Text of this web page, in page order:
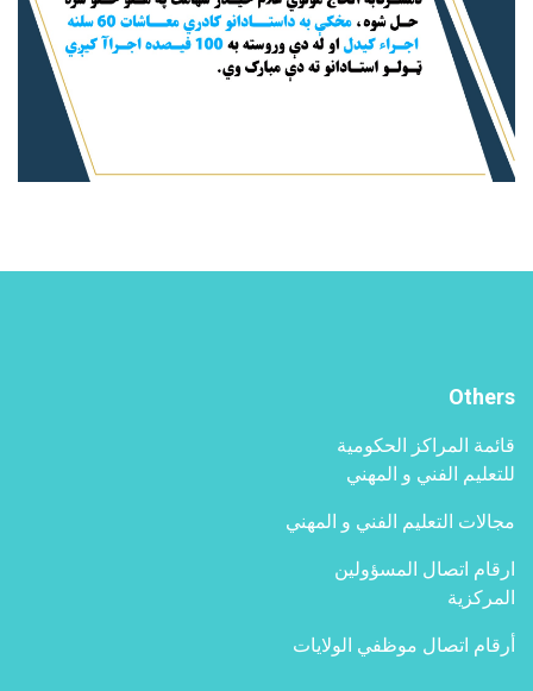
Others
قائمة المراكز الحكومية
للتعليم الفني و المهني
مجالات التعليم الفني و المهني
ارقام اتصال المسؤولين
المركزية
أرقام اتصال موظفي الولايات